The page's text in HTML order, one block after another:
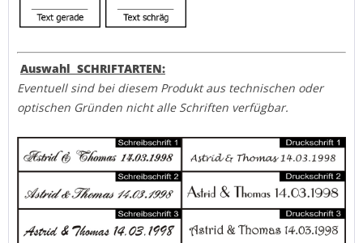
Auswahl SCHRIFTARTEN:
Eventuell sind bei diesem Produkt aus technischen oder
optischen Gründen nicht alle Schriften verfügbar.